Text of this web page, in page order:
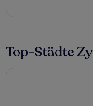
Top-Städte